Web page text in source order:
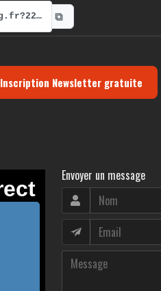
https://radio-g.fr?22090 ⧉
Inscription Newsletter gratuite
Envoyer un message